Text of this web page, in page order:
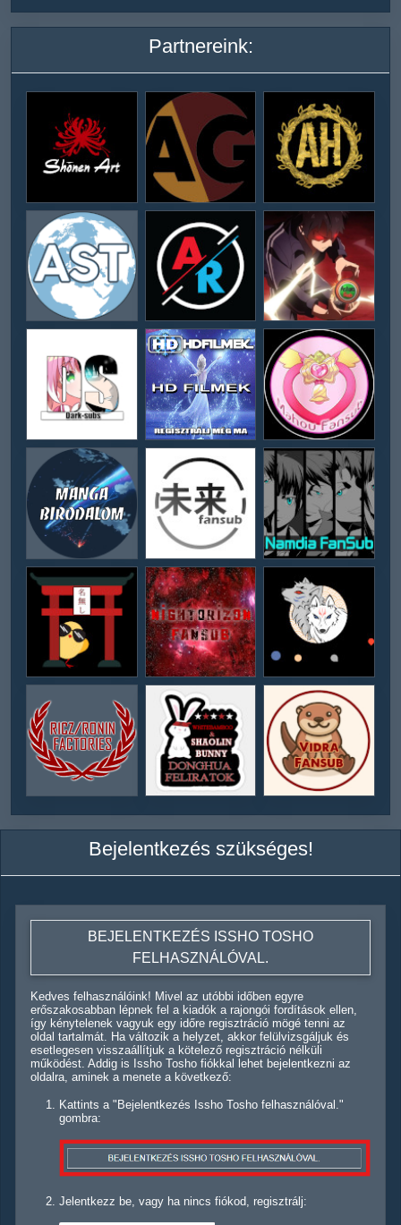
Partnereink:
Bejelentkezés szükséges!
BEJELENTKEZÉS ISSHO TOSHO
FELHASZNÁLÓVAL.
Kedves felhasználóink! Mivel az utóbbi időben egyre
erőszakosabban lépnek fel a kiadók a rajongói fordítások ellen,
így kénytelenek vagyuk egy időre regisztráció mögé tenni az
oldal tartalmát. Ha változik a helyzet, akkor felülvizsgáljuk és
esetlegesen visszaállítjuk a kötelező regisztráció nélküli
működést. Addig is Issho Tosho fiókkal lehet bejelentkezni az
oldalra, aminek a menete a következő:
Kattints a "Bejelentkezés Issho Tosho felhasználóval."
gombra:
Jelentkezz be, vagy ha nincs fiókod, regisztrálj: